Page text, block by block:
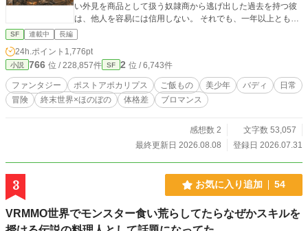
い外見を商品として扱う奴隷商から逃げ出した過去を持つ彼
は、他人を容易には信用しない。 それでも、一年以上ともに
旅をしてきた大男セヴァンにだけは、背中を預けることがで
きた。 寡黙で穏やかなセヴァンは、常人離れした力を持ち、
乏しい食材から温かな料理を作る。 乾燥した砂根のスープ、
発酵草を練り込んだ平焼きパン、海を知らない二人が味わう
海のスープ。 明日さえ保証されない世界で、二人は食事を分
け合いながら歩き続けていた。 ある日、遺跡から回収した黒
い箱が、セヴァンの名に反応する。 失われた過去を求めて巨
世界の救援機構にまつわる秘密へ巻き込まれていく。そし
て、セヴァンの存在に関わる秘密が明らかになり――！？ こ
自分自身の望みで帰る場所を選ぶまでの物語。 白砂の世界を
舞台にした、冒険と食卓のポストアポカリプス・ファンタジ
SF 連載中 長編
24h.ポイント 1,776pt
小説 766 位 / 228,857件 SF 2 位 / 6,743件
ファンタジー ポストアポカリプス ご飯もの 美少年 バディ
日常
冒険
終末世界×ほのぼの 体格差 ブロマンス
感想数 2
文字数 53,057
最終更新日 2026.08.08
登録日 2026.07.31
3 お気に入り追加 54
VRMMO世界でモンスター食い荒らしてたらなぜかスキルを